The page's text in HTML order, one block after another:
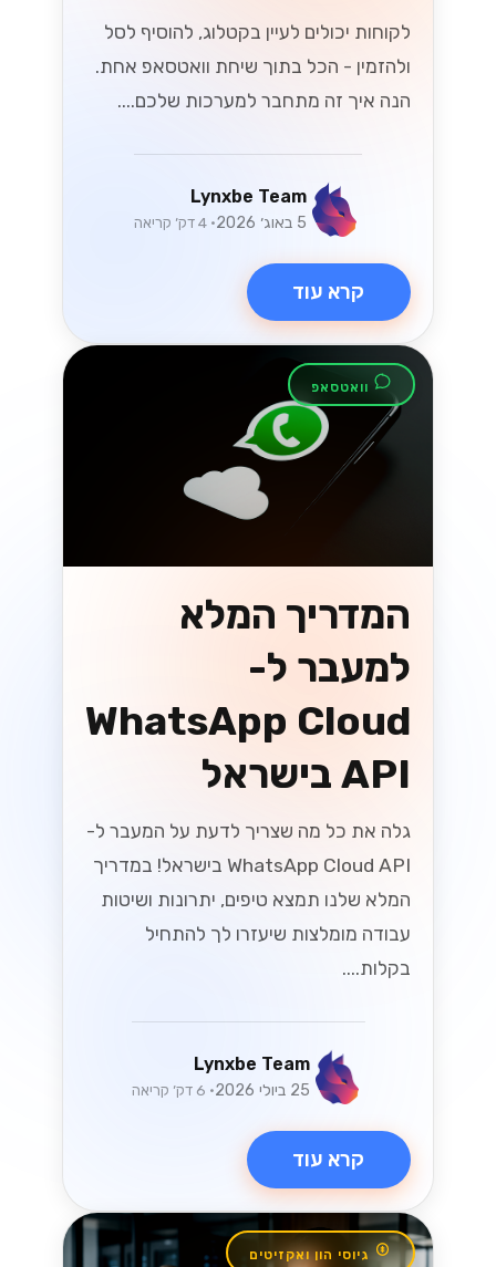
לקוחות יכולים לעיין בקטלוג, להוסיף לסל
ולהזמין - הכל בתוך שיחת וואטסאפ אחת.
הנה איך זה מתחבר למערכות שלכם....
Lynxbe Team
5 באוג׳ 2026 • 4 דק׳ קריאה
קרא עוד
וואטסאפ
המדריך המלא
למעבר ל-
WhatsApp Cloud
API בישראל
גלה את כל מה שצריך לדעת על המעבר ל-
WhatsApp Cloud API בישראל! במדריך
המלא שלנו תמצא טיפים, יתרונות ושיטות
עבודה מומלצות שיעזרו לך להתחיל
בקלות....
Lynxbe Team
25 ביולי 2026 • 6 דק׳ קריאה
קרא עוד
גיוסי הון ואקזיטים